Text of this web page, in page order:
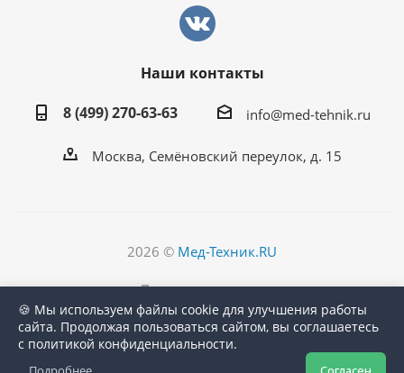
Наши контакты
8 (499) 270-63-63
info@med-tehnik.ru
Москва, Семёновский переулок, д. 15
2026 © Мед-Техник.RU
🍪 Мы используем файлы cookie для улучшения работы
сайта. Продолжая пользоваться сайтом, вы соглашаетесь
с политикой конфиденциальности.